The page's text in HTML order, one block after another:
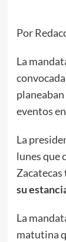
Por
La
eventos
La
lunes que
Zacatecas
su
La
matutina